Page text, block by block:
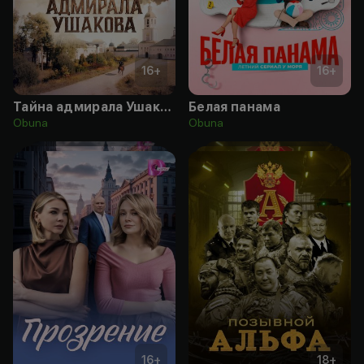
16+
Тайна адмирала Ушакова
Obuna
16+
Белая панама
Obuna
16+ 18+